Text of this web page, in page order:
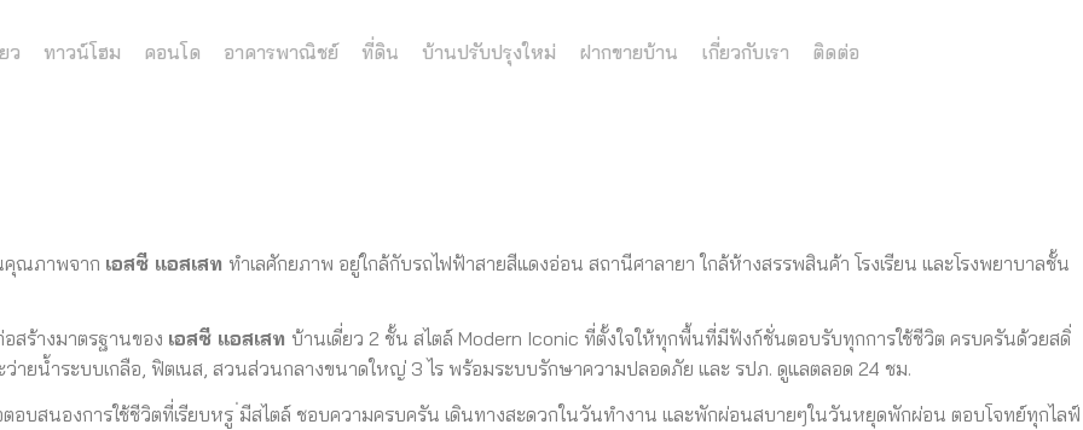
ว ทาวน์โฮม คอนโด อาคารพาณิชย์ ที่ดิน บ้านปรับปรุงใหม่ ฝากขายบ้าน เกี่ยวกับเรา ติดต่อ
คุณภาพจาก เอสซี แอสเสท ทำเลศักยภาพ อยู่ใกล้กับรถไฟฟ้าสายสีแดงอ่อน สถานีศาลายา ใกล้ห้างสรรพสินค้า โรงเรียน และโรงพยาบาลชั้น
สร้างมาตรฐานของ เอสซี แอสเสท บ้านเดี่ยว 2 ชั้น สไตล์ Modern Iconic ที่ตั้งใจให้ทุกพื้นที่มีฟังก์ชั่นตอบรับทุกการใช้ชีวิต ครบครันด้วยสดิ่
ายน้ำระบบเกลือ, ฟิตเนส, สวนส่วนกลางขนาดใหญ่ 3 ไร พร้อมระบบรักษาความปลอดภัย และ รปภ. ดูแลตลอด 24 ชม.
อบสนองการใช้ชีวิตที่เรียบหรู ่มีสไตล์ ชอบความครบครัน เดินทางสะดวกในวันทำงาน และพักผ่อนสบายๆในวันหยุดพักผ่อน ตอบโจทย์ทุกไลฟ์